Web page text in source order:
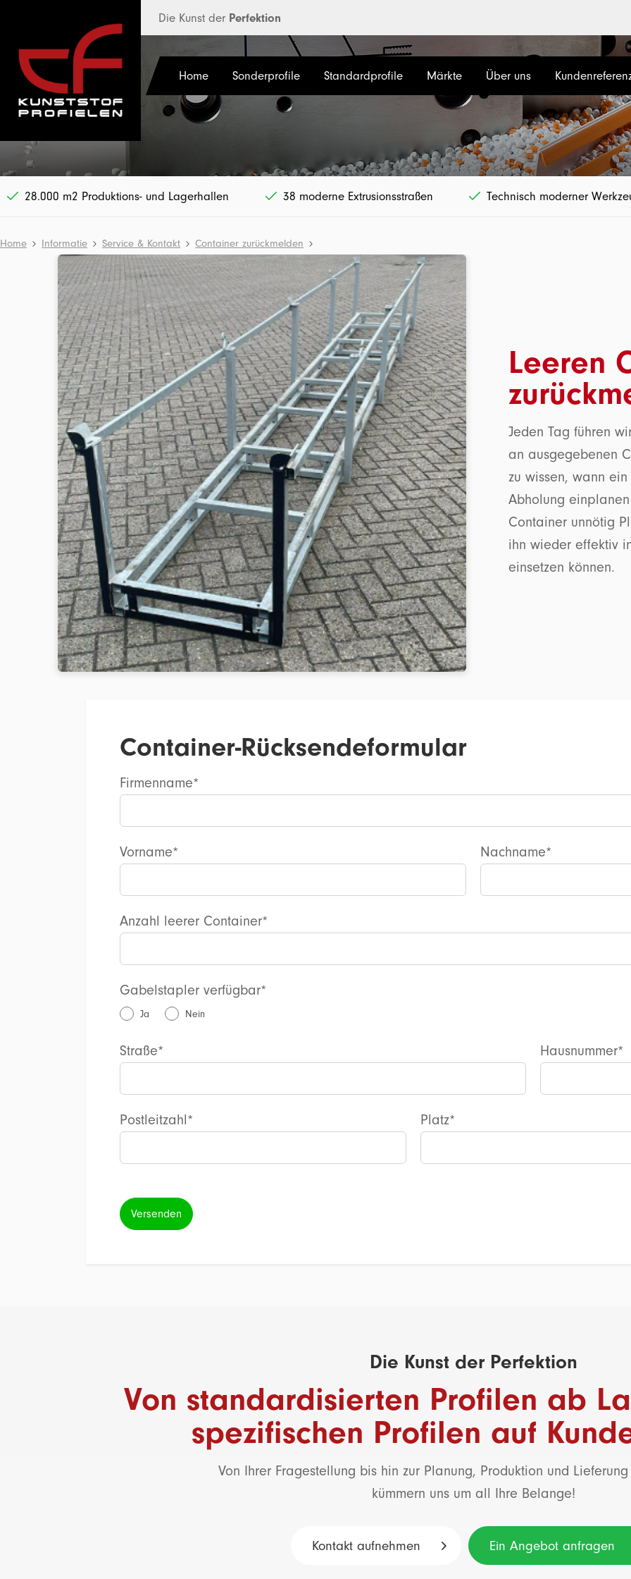
Die Kunst der Perfektion
Home Sonderprofile Standardprofile Märkte Über uns
28.000 m2 Produktions- und Lagerhallen 38 moderne Extrusionsstraßen Technisch moderner
Home Informatie Service & Kontakt Container zurückmelden
Leeren
Jeden Tag führen
an ausgegebenen
zu wissen, wann
Abholung
Container unnötig
ihn wieder effektiv
einsetzen können.
Container-Rücksendeformular
Firmenname*
Vorname* Nachname*
Anzahl leerer Container*
Gabelstapler verfügbar*
Ja Nein
Straße* Hausnummer*
Postleitzahl* Platz*
Versenden
Die Kunst der Perfektion
Von standardisierten Profilen ab
spezifischen Profilen auf
Von Ihrer Fragestellung bis hin zur Planung, Produktion und
kümmern uns um all Ihre Belange!
Kontakt aufnehmen Ein Angebot anfragen